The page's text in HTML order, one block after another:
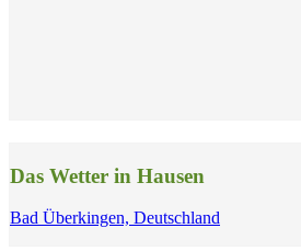
Das Wetter in Hausen
Bad Überkingen, Deutschland